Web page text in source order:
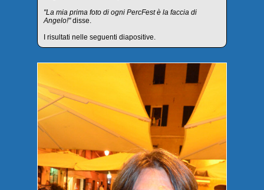
"La mia prima foto di ogni PercFest è la faccia di
Angelo!"disse.
I risultati nelle seguenti diapositive.